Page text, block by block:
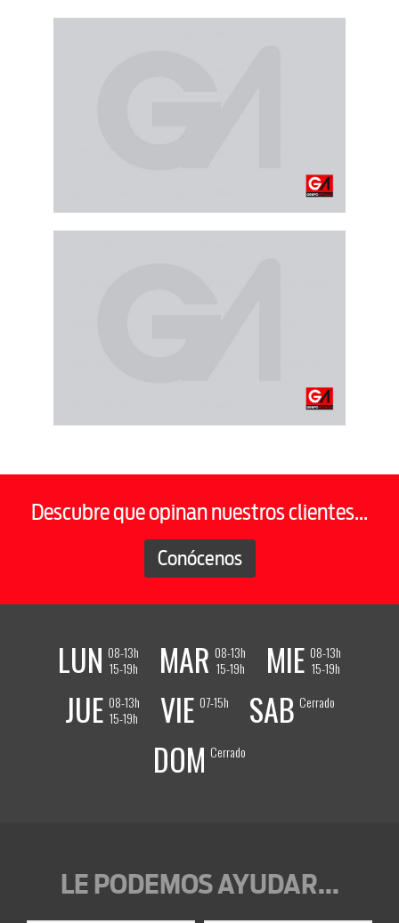
Descubre que opinan nuestros clientes...
Conócenos
LUN 08-13h
15-19h
MAR 08-13h
15-19h
MIE 08-13h
15-19h
JUE 08-13h
15-19h
VIE 07-15h SAB Cerrado
DOM Cerrado
LE PODEMOS AYUDAR...